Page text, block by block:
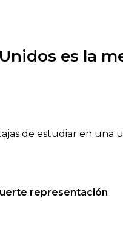
es la
de estudiar en una
representación